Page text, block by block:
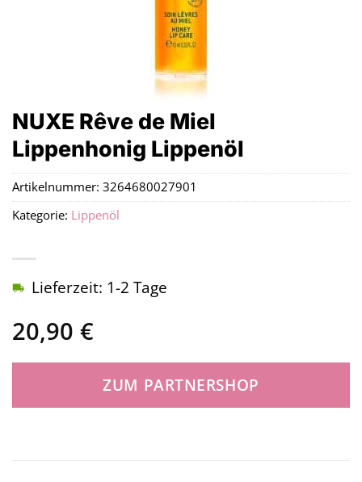
NUXE Rêve de Miel
Lippenhonig Lippenöl
20,90 €
Lieferzeit: 1-2 Tage
ZUM PARTNERSHOP
Artikelnummer: 3264680027901
Kategorie: Lippenöl